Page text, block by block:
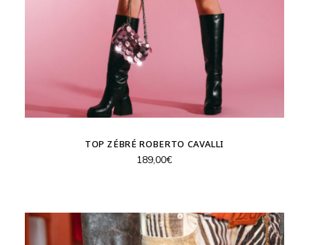
TOP ZÉBRÉ ROBERTO CAVALLI
189,00€